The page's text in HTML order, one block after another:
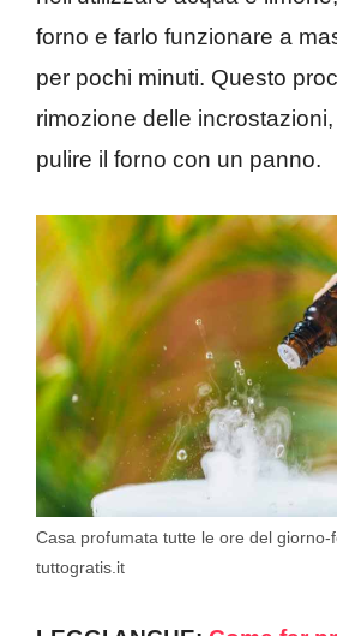
forno e farlo funzionare a
per pochi minuti. Questo
rimozione delle
pulire il forno con un panno.
Casa profumata tutte le ore del giorno-
tuttogratis.it